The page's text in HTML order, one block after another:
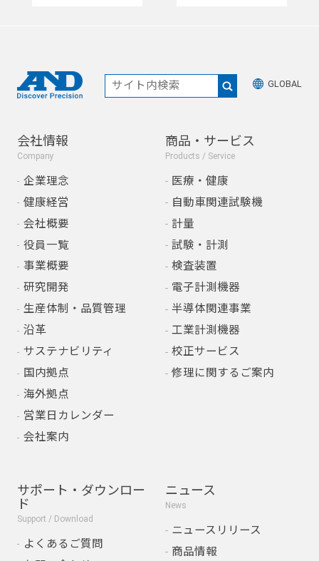
GLOBAL
会社情報
Company
企業理念
健康経営
会社概要
役員一覧
事業概要
研究開発
生産体制・品質管理
沿革
サステナビリティ
国内拠点
海外拠点
営業日カレンダー
会社案内
商品・サービス
Products / Service
医療・健康
自動車関連試験機
計量
試験・計測
検査装置
電子計測機器
半導体関連事業
工業計測機器
校正サービス
修理に関するご案内
サポート・ダウンロー
ド
Support / Download
よくあるご質問
ニュース
News
ニュースリリース
商品情報